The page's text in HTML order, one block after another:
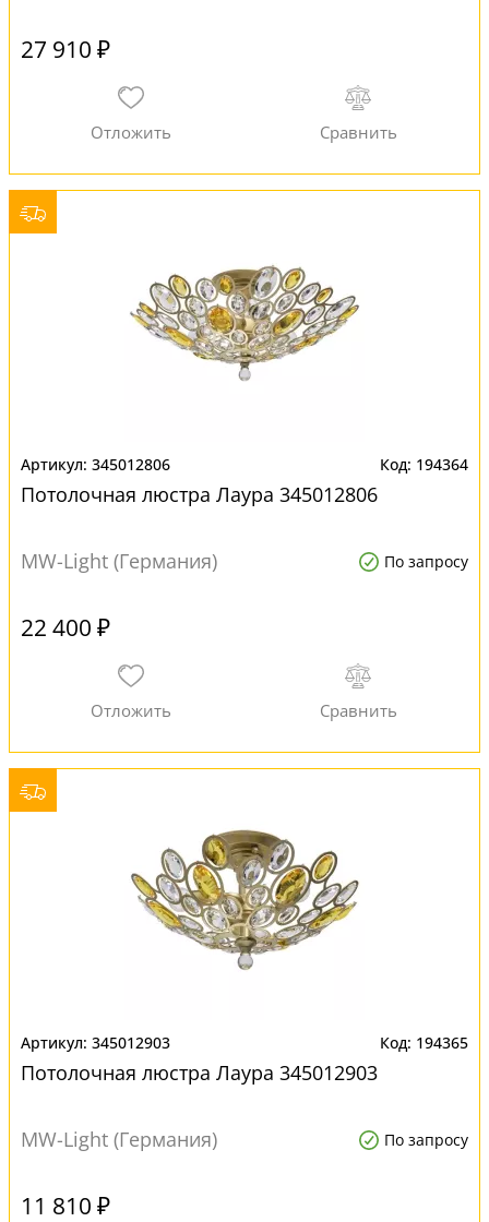
27 910 ₽
345012806 194364
Потолочная люстра Лаура 345012806
MW-Light (Германия) По запросу
22 400 ₽
345012903 194365
Потолочная люстра Лаура 345012903
MW-Light (Германия) По запросу
11 810 ₽